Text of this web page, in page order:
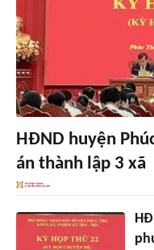
HĐND huyện
án thành lập 3 xã